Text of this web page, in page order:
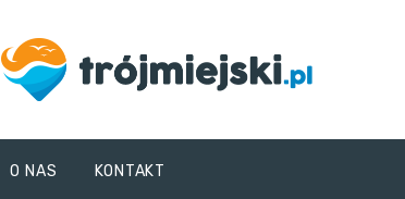
trojmiejski.pl
O NAS KONTAKT